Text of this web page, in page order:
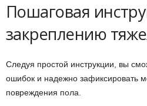
Пошаговая
закреплению
Следуя простой инструкции, вы
ошибок и надежно зафиксировать
повреждения пола.